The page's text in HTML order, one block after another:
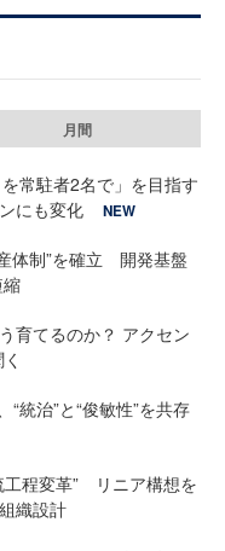
月間
常駐者2名で」を目指す
にも変化
NEW
体制”を確立 開発基盤
縮
育てるのか？ アクセン
統治”と“俊敏性”を共存
工程変革” リニア構想を
織設計